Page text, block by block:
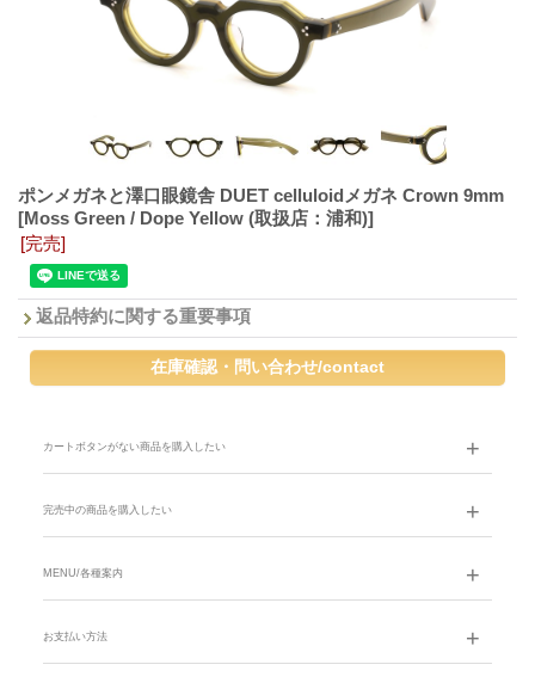
ポンメガネと澤口眼鏡舎 DUET celluloidメガネ Crown 9mm
[Moss Green / Dope Yellow (取扱店：浦和)]
[完売]
返品特約に関する重要事項
カートボタンがない商品を購入したい
完売中の商品を購入したい
MENU/各種案内
お支払い方法